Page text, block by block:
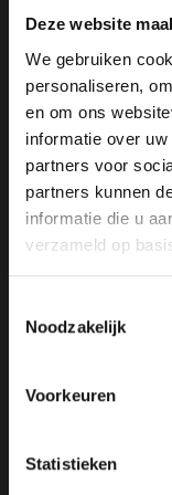
Deze website
We gebruiken
personaliseren,
en om ons
informatie over
partners voor
partners kunnen
informatie die u
verzameld op
Noodzakelijk
Voorkeuren
Statistieken
daaropvolgende
van Sector 2.
Het mooie van
Pas je
Toon alle